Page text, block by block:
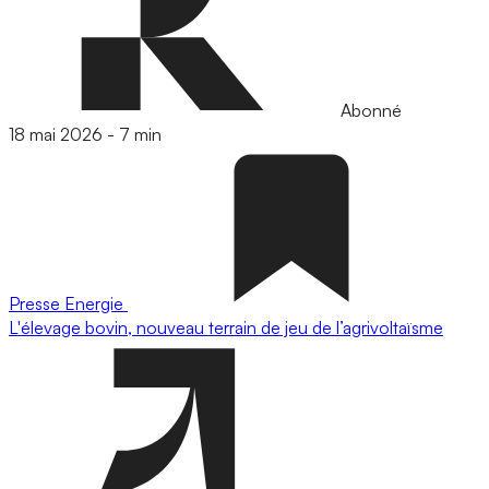
Abonné
18 mai 2026 - 7 min
Presse Energie
L'élevage bovin, nouveau terrain de jeu de l’agrivoltaïsme